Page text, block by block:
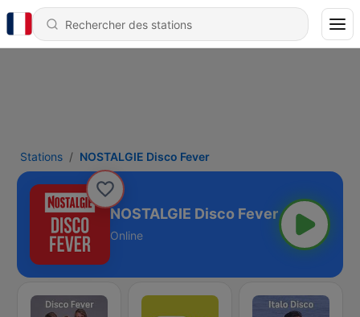
Stations NOSTALGIE Disco Fever
NOSTALGIE Disco Fever
Online